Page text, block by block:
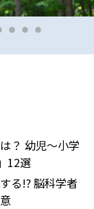
？ 幼児〜小学
12選
る!? 脳科学者